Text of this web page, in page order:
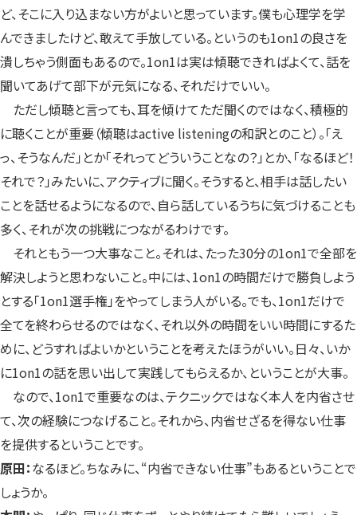
ど、そこに入り込まない方がよいと思っています。僕も心理学を学
んできましたけど、敢えて手放している。というのも1on1の良さを
潰しちゃう側面もあるので。1on1は実は傾聴できればよくて、話を
聞いてあげて部下が元気になる、それだけでいい。
ただし傾聴と言っても、耳を傾けてただ聞くのではなく、積極的
に聴くことが重要（傾聴はactive listeningの和訳とのこと）。「え
っ、そうなんだ」とか「それってどういうことなの？」とか、「なるほど！
それで？」みたいに、アクティブに聞く。そうすると、相手は話したい
ことを話せるようになるので、自ら話しているうちに気づけることも
多く、それが次の挑戦につながるわけです。
それともう一つ大事なこと。それは、たった30分の1on1で全部を
解決しようと思わないこと。中には、1on1の時間だけで勝負しよう
とする「1on1選手権」をやってしまう人がいる。でも、1on1だけで
全てを終わらせるのではなく、それ以外の時間をいい時間にするた
めに、どうすればよいかということを考えたほうがいい。日々、いか
に1on1の話を思い出して実践してもらえるか、ということが大事。
なので、1on1で重要なのは、テクニックではなく本人を内省させ
て、次の経験につなげること。それから、内省せざるを得ない仕事
を提供するということです。
原田：なるほど。ちなみに、“内省できない仕事”もあるということで
しょうか。